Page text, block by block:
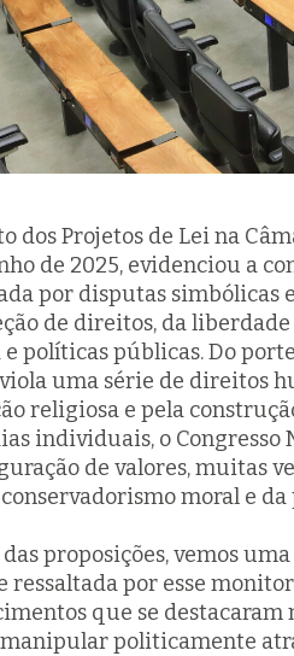
dos Projetos de Lei na
de 2025, evidenciou a
por disputas simbólicas
de direitos, da liberdade
políticas públicas. Do
viola uma série de direitos
religiosa e pela
individuais, o Congresso
de valores, muitas
moral e
proposições, vemos
por esse
que se
politicamente